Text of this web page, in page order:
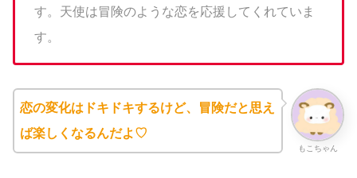
す。天使は冒険のような恋を応援してくれていま
す。
もこちゃん
恋の変化はドキドキするけど、冒険だと思え
ば楽しくなるんだよ♡